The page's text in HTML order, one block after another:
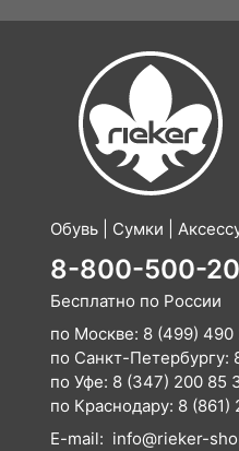
Обувь | Сумки |
8-800-500-
Бесплатно по России
по Москве: 8 (499) 490
по Санкт-Петербургу:
по Уфе: 8 (347) 200 85
по Краснодару: 8 (861)
E-mail: info@rieker-